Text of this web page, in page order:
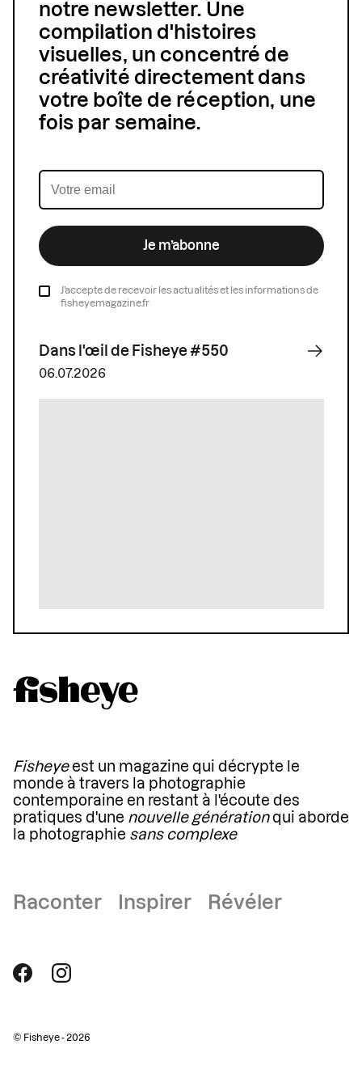
notre newsletter. Une
compilation d'histoires
visuelles, un concentré de
créativité directement dans
votre boîte de réception, une
fois par semaine.
Je m’abonne
J’accepte de recevoir les actualités et les informations de
fisheyemagazine.fr
Dans l'œil de Fisheye #550
06.07.2026
Fisheyeest un magazine qui décrypte le
monde à travers la photographie
contemporaine en restant à l'écoute des
pratiques d'une nouvelle générationqui aborde
la photographie sans complexe
Raconter Inspirer Révéler
© Fisheye - 2026